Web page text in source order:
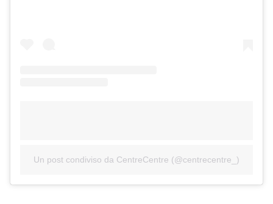
Un post condiviso da CentreCentre (@centrecentre_)